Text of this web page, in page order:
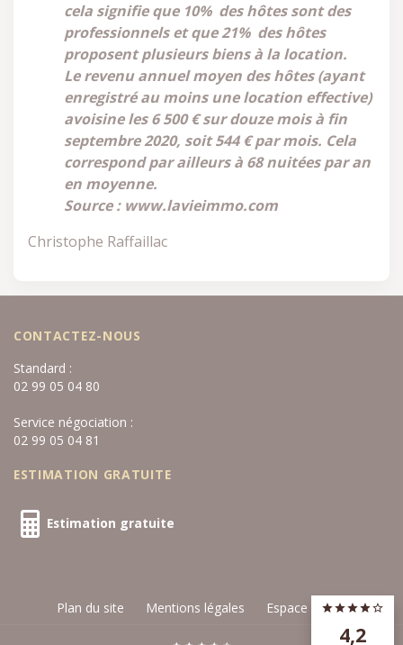
4,2
cela signifie que 10% des hôtes sont des
professionnels et que 21% des hôtes
proposent plusieurs biens à la location.
Le revenu annuel moyen des hôtes (ayant
enregistré au moins une location effective)
avoisine les 6 500 € sur douze mois à fin
septembre 2020, soit 544 € par mois. Cela
correspond par ailleurs à 68 nuitées par an
en moyenne.
Source : www.lavieimmo.com
Christophe Raffaillac
CONTACTEZ-NOUS
Standard :
02 99 05 04 80
Service négociation :
02 99 05 04 81
ESTIMATION GRATUITE
Estimation gratuite
Plan du site Mentions légales Espace privé